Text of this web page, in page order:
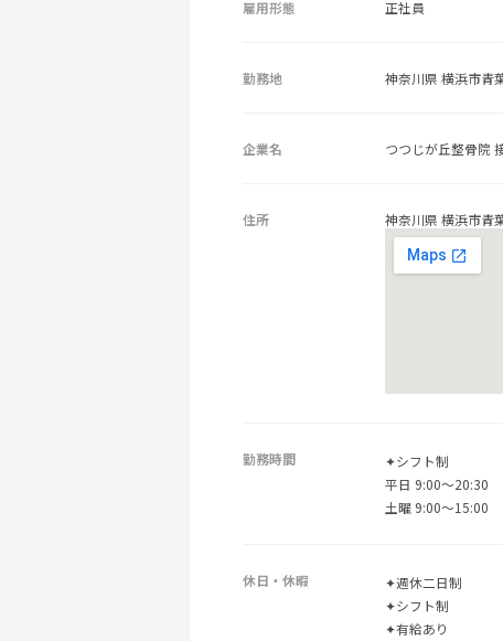
雇用形態 正社員
勤務地 神奈川県 横浜市青
企業名 つつじが丘整骨院
住所 神奈川県 横浜市青
勤務時間
✦シフト制
平日 9:00～20:30
土曜 9:00～15:00
休日・休暇
✦週休二日制
✦シフト制
✦有給あり